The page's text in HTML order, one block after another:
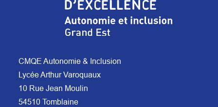
CMQE Autonomie & Inclusion
Lycée Arthur Varoquaux
10 Rue Jean Moulin
54510 Tomblaine